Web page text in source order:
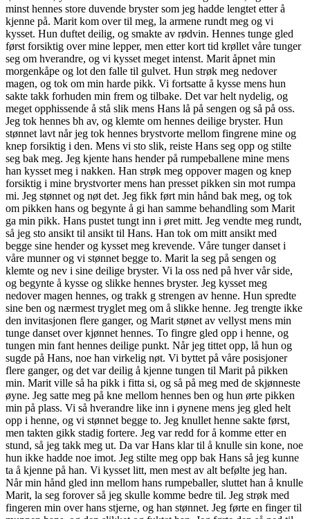
minst hennes store duvende bryster som jeg hadde lengtet etter å
kjenne på. Marit kom over til meg, la armene rundt meg og vi
kysset. Hun duftet deilig, og smakte av rødvin. Hennes tunge gled
først forsiktig over mine lepper, men etter kort tid krøllet våre tunger
seg om hverandre, og vi kysset meget intenst. Marit åpnet min
morgenkåpe og lot den falle til gulvet. Hun strøk meg nedover
magen, og tok om min harde pikk. Vi fortsatte å kysse mens hun
sakte takk forhuden min frem og tilbake. Det var helt nydelig, og
meget opphissende å stå slik mens Hans lå på sengen og så på oss.
Jeg tok hennes bh av, og klemte om hennes deilige bryster. Hun
stønnet lavt når jeg tok hennes brystvorte mellom fingrene mine og
knep forsiktig i den. Mens vi sto slik, reiste Hans seg opp og stilte
seg bak meg. Jeg kjente hans hender på rumpeballene mine mens
han kysset meg i nakken. Han strøk meg oppover magen og knep
forsiktig i mine brystvorter mens han presset pikken sin mot rumpa
mi. Jeg stønnet og nøt det. Jeg fikk ført min hånd bak meg, og tok
om pikken hans og begynte å gi han samme behandling som Marit
ga min pikk. Hans pustet tungt inn i øret mitt. Jeg vendte meg rundt,
så jeg sto ansikt til ansikt til Hans. Han tok om mitt ansikt med
begge sine hender og kysset meg krevende. Våre tunger danset i
våre munner og vi stønnet begge to. Marit la seg på sengen og
klemte og nev i sine deilige bryster. Vi la oss ned på hver vår side,
og begynte å kysse og slikke hennes bryster. Jeg kysset meg
nedover magen hennes, og trakk g strengen av henne. Hun spredte
sine ben og nærmest tryglet meg om å slikke henne. Jeg trengte ikke
den invitasjonen flere ganger, og Marit stønet av vellyst mens min
tunge danset over kjønnet hennes. To fingre gled opp i henne, og
tungen min fant hennes deilige punkt. Når jeg tittet opp, lå hun og
sugde på Hans, noe han virkelig nøt. Vi byttet på våre posisjoner
flere ganger, og det var deilig å kjenne tungen til Marit på pikken
min. Marit ville så ha pikk i fitta si, og så på meg med de skjønneste
øyne. Jeg satte meg på kne mellom hennes ben og hun ørte pikken
min på plass. Vi så hverandre like inn i øynene mens jeg gled helt
opp i henne, og vi stønnet begge to. Jeg knullet henne sakte først,
men takten gikk stadig fortere. Jeg var redd for å komme etter en
stund, så jeg takk meg ut. Da var Hans klar til å knulle sin kone, noe
hun ikke hadde noe imot. Jeg stilte meg opp bak Hans så jeg kunne
ta å kjenne på han. Vi kysset litt, men mest av alt befølte jeg han.
Når min hånd gled inn mellom hans rumpeballer, sluttet han å knulle
Marit, la seg forover så jeg skulle komme bedre til. Jeg strøk med
fingeren min over hans stjerne, og han stønnet. Jeg førte en finger til